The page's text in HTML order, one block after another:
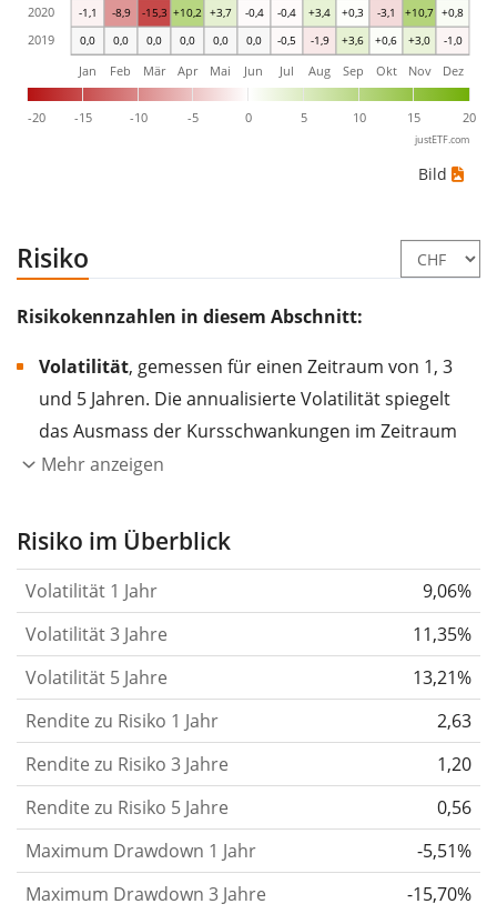
0,0 0,0 0,0 0,0 0,0 0,0 -0,5 -1,9 +3,6 +0,6 +3,0 -1,0
-1,1 -8,9 -15,3 +10,2 +3,7 -0,4 -0,4 +3,4 +0,3 -3,1 +10,7 +0,8
-20 -15 -10 -5 0 5 10 15 20
Jan Feb Mär Apr Mai Jun Jul Aug Sep Okt Nov Dez
2019
2020
justETF.com
Bild
Risiko
Risikokennzahlen in diesem Abschnitt:
Volatilität, gemessen für einen Zeitraum von 1, 3
und 5 Jahren. Die annualisierte Volatilität spiegelt
das Ausmass der Kursschwankungen im Zeitraum
eines Jahres wider.
Aktie, des ETF, usw.) in der Vergangenheit
gelten im Allgemeinen als risikoreicher. Wir
berechnen die Volatilität auf Basis der Daten der
letzten 1, 3 und 5 Jahre, damit du sehen kannst, ob
die Kursschwankungen im Laufe der Zeit stärker
oder schwächer wurden. Weitere Informationen
findest du in unserem Artikel:
Risikomass.
Rendite pro Risikofür Zeiträume von 1, 3 und 5
Jahren. Diese Kennzahl ist definiert als die
annualisierte (d. h. auf einen Einjahreszeitraum
Mehr anzeigen
Risiko im Überblick
Volatilität 1 Jahr
9,06%
Volatilität 3 Jahre
11,35%
Volatilität 5 Jahre
13,21%
Rendite zu Risiko 1 Jahr
2,63
Rendite zu Risiko 3 Jahre
1,20
Rendite zu Risiko 5 Jahre
0,56
Maximum Drawdown 1 Jahr
-5,51%
Maximum Drawdown 3 Jahre
-15,70%